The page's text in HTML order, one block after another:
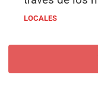
LOCALES